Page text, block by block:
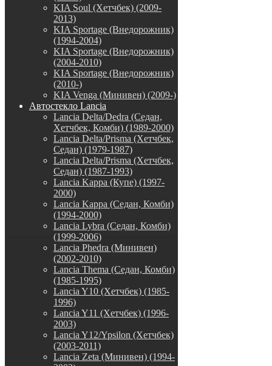
KIA Soul (Хетчбек) (2009-
2013)
KIA Sportage (Внедорожник)
(1994-2004)
KIA Sportage (Внедорожник)
(2004-2010)
KIA Sportage (Внедорожник)
(2010-)
KIA Venga (Минивен) (2009-)
Автостекло Lancia
Lancia Delta/Dedra (Седан,
Хетчбек, Комби) (1989-2000)
Lancia Delta/Prisma (Хетчбек,
Седан) (1979-1987)
Lancia Delta/Prisma (Хетчбек,
Седан) (1987-1993)
Lancia Kappa (Купе) (1997-
2000)
Lancia Kappa (Седан, Комби)
(1994-2000)
Lancia Lybra (Седан, Комби)
(1999-2006)
Lancia Phedra (Минивен)
(2002-2010)
Lancia Thema (Седан, Комби)
(1985-1995)
Lancia Y10 (Хетчбек) (1985-
1996)
Lancia Y11 (Хетчбек) (1996-
2003)
Lancia Y12/Ypsilon (Хетчбек)
(2003-2011)
Lancia Zeta (Минивен) (1994-